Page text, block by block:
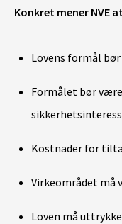
Konkret mener NVE
Lovens formål bør
Formålet bør
Kostnader for
Virkeområdet må
Loven må